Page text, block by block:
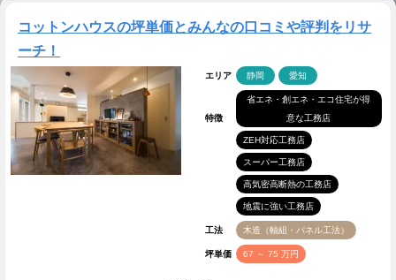
コットンハウスの坪単価とみんなの口コミや評判をリサ
ーチ！
エリア 静岡 愛知
特徴
省エネ・創エネ・エコ住宅が得
意な工務店
ZEH対応工務店
スーパー工務店
高気密高断熱の工務店
地震に強い工務店
工法 木造（軸組・パネル工法）
坪単価 67 ～ 75 万円